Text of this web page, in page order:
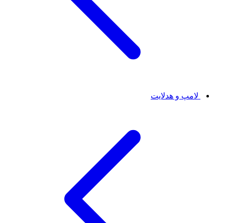
لامپ و هدلایت